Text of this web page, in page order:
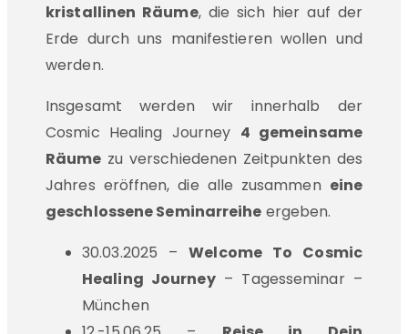
kristallinen Räume, die sich hier auf der
Erde durch uns manifestieren wollen und
werden.
Insgesamt werden wir innerhalb der
Cosmic Healing Journey 4 gemeinsame
Räume zu verschiedenen Zeitpunkten des
Jahres eröffnen, die alle zusammen eine
geschlossene Seminarreihe ergeben.
30.03.2025 –Welcome To Cosmic
Healing Journey– Tagesseminar –
München